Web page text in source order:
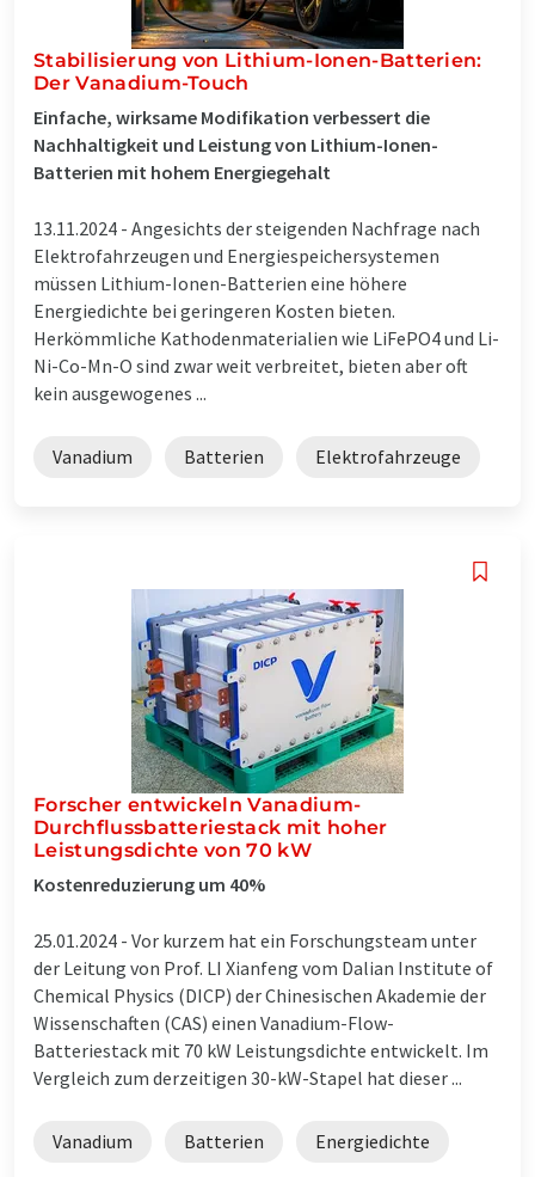
Stabilisierung von Lithium-Ionen-Batterien:
Der Vanadium-Touch
Einfache, wirksame Modifikation verbessert die
Nachhaltigkeit und Leistung von Lithium-Ionen-
Batterien mit hohem Energiegehalt
13.11.2024 - Angesichts der steigenden Nachfrage nach
Elektrofahrzeugen und Energiespeichersystemen
müssen Lithium-Ionen-Batterien eine höhere
Energiedichte bei geringeren Kosten bieten.
Herkömmliche Kathodenmaterialien wie LiFePO4 und Li-
Ni-Co-Mn-O sind zwar weit verbreitet, bieten aber oft
kein ausgewogenes ...
Vanadium Batterien Elektrofahrzeuge
Forscher entwickeln Vanadium-
Durchflussbatteriestack mit hoher
Leistungsdichte von 70 kW
Kostenreduzierung um 40%
25.01.2024 - Vor kurzem hat ein Forschungsteam unter
der Leitung von Prof. LI Xianfeng vom Dalian Institute of
Chemical Physics (DICP) der Chinesischen Akademie der
Wissenschaften (CAS) einen Vanadium-Flow-
Batteriestack mit 70 kW Leistungsdichte entwickelt. Im
Vergleich zum derzeitigen 30-kW-Stapel hat dieser ...
Vanadium Batterien Energiedichte